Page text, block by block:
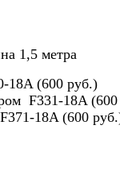
1,5 метра
18A (600 руб.)
F331-18A (
F371-18A (600 руб.